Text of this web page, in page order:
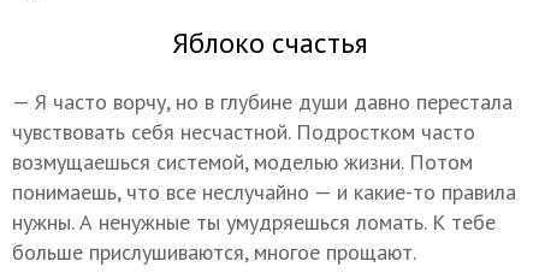
Яблоко счастья
— Я часто ворчу, но в глубине души давно перестала
чувствовать себя несчастной. Подростком часто
возмущаешься системой, моделью жизни. Потом
понимаешь, что все неслучайно — и какие-то правила
нужны. А ненужные ты умудряешься ломать. К тебе
больше прислушиваются, многое прощают.